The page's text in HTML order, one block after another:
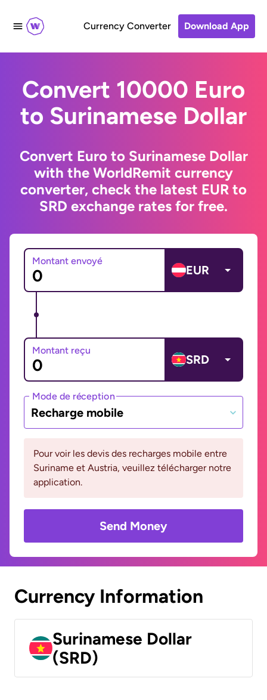
Currency Converter Download App
Convert 10000 Euro
to Surinamese Dollar
Convert Euro to Surinamese Dollar
with the WorldRemit currency
converter, check the latest EUR to
SRD exchange rates for free.
Montant envoyé
EUR
Montant reçu
SRD
Mode de réception
Recharge mobile
Pour voir les devis des recharges mobile entre
Suriname et Austria, veuillez télécharger notre
application.
Send Money
Currency Information
Surinamese Dollar
(SRD)